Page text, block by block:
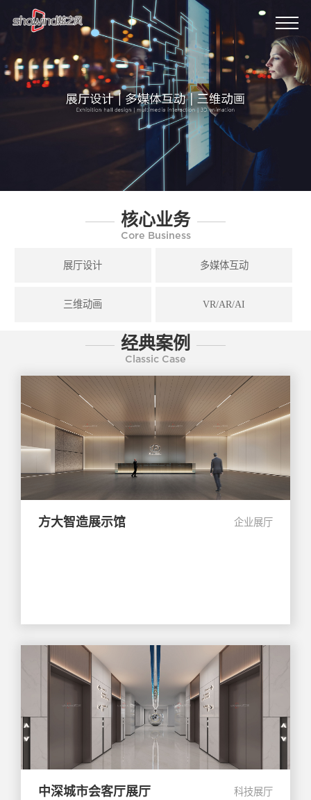
核心业务
Core Business
展厅设计 多媒体互动
三维动画 VR/AR/AI
经典案例
Classic Case
方大智造展示馆 企业展厅
中深城市会客厅展厅 科技展厅